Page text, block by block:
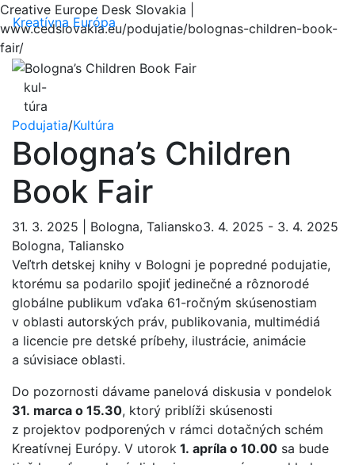
Creative Europe Desk Slovakia |
www.cedslovakia.eu/podujatie/bolognas-children-book-
fair/
Kreatívna Európa
kul-
túra
Podujatia/Kultúra
Bologna’s Children
Book Fair
31. 3. 2025 | Bologna, Taliansko3. 4. 2025 - 3. 4. 2025
Bologna, Taliansko
Veľtrh detskej knihy v Bologni je popredné podujatie,
ktorému sa podarilo spojiť jedinečné a rôznorodé
globálne publikum vďaka 61-ročným skúsenostiam
v oblasti autorských práv, publikovania, multimédiá
a licencie pre detské príbehy, ilustrácie, animácie
a súvisiace oblasti.
Do pozornosti dávame panelová diskusia v pondelok
31. marca o 15.30, ktorý priblíži skúsenosti
z projektov podporených v rámci dotačných schém
Kreatívnej Európy. V utorok 1. apríla o 10.00 sa bude